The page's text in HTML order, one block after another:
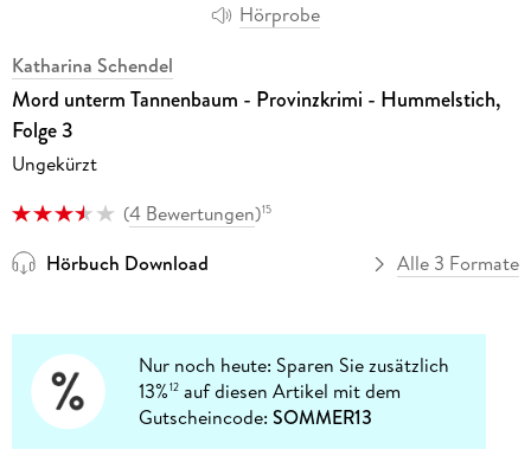
Hörprobe
Katharina Schendel
Mord unterm Tannenbaum - Provinzkrimi - Hummelstich,
Folge 3
Ungekürzt
(4 Bewertungen)15
Hörbuch Download Alle 3 Formate
Nur noch heute: Sparen Sie zusätzlich
13%12 auf diesen Artikel mit dem
Gutscheincode:SOMMER13